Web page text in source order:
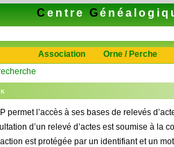
C entre G
Association Orne / Perche
permet l’accès à ses bases de relevés
d’un relevé d’actes est soumise à la
est protégée par un identifiant et un